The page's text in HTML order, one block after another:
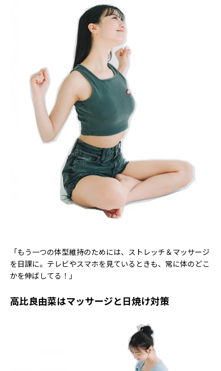
「もう一つの体型維持のためには、ストレッチ＆マッサージ
を日課に。テレビやスマホを見ているときも、常に体のどこ
かを伸ばしてる！」
高比良由菜はマッサージと日焼け対策